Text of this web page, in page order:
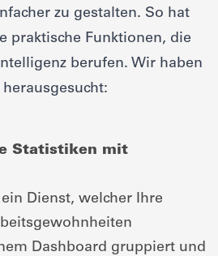
zu gestalten. So hat
praktische Funktionen, die
berufen. Wir haben
Statistiken mit
Dienst, welcher Ihre
Dashboard gruppiert und